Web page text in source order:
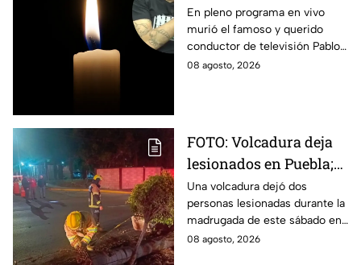
famoso conductor de
televisión a los 49 años
En pleno programa en vivo
murió el famoso y querido
conductor de televisión Pablo
Balario, a los 49 años de edad.
08 agosto, 2026
FOTO: Volcadura deja
lesionados en Puebla;
así quedó el vehículo
destrozado
Una volcadura dejó dos
personas lesionadas durante la
madrugada de este sábado en
la ciudad de Puebla, luego de
08 agosto, 2026